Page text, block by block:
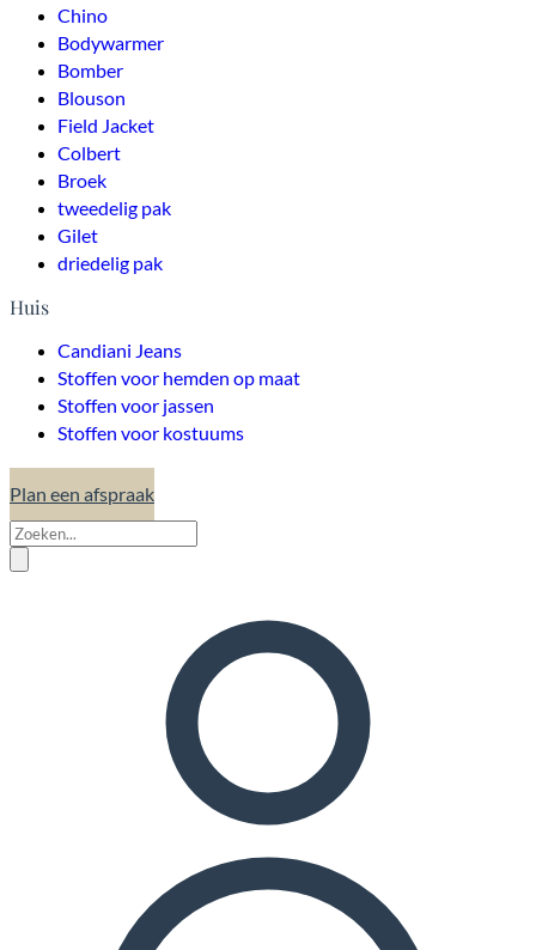
Chino
Bodywarmer
Bomber
Blouson
Field Jacket
Colbert
Broek
tweedelig pak
Gilet
driedelig pak
Huis
Candiani Jeans
Stoffen voor hemden op maat
Stoffen voor jassen
Stoffen voor kostuums
Plan een afspraak